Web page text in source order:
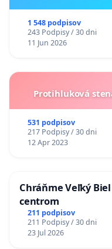
1 548 podpisov
243 Podpisy / 30 dni
11 Jun 2026
Protihluková
531 podpisov
217 Podpisy / 30 dni
12 Apr 2023
Chráňme Veľký
centrom
211 podpisov
211 Podpisy / 30 dni
23 Jul 2026